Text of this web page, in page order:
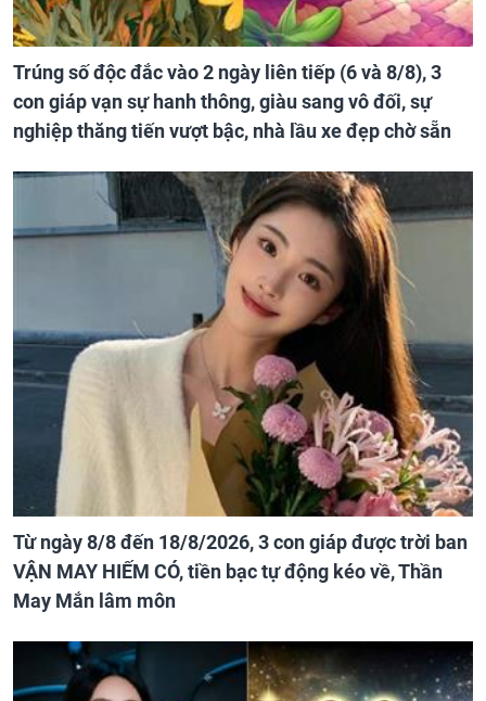
Trúng số độc đắc vào 2 ngày liên tiếp (6 và 8/8), 3
con giáp vạn sự hanh thông, giàu sang vô đối, sự
nghiệp thăng tiến vượt bậc, nhà lầu xe đẹp chờ sẵn
Từ ngày 8/8 đến 18/8/2026, 3 con giáp được trời ban
VẬN MAY HIẾM CÓ, tiền bạc tự động kéo về, Thần
May Mắn lâm môn